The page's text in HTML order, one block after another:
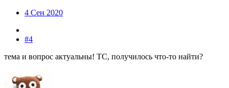
4 Сен 2020
#4
тема и вопрос актуальны! ТС, получилось что-то найти?